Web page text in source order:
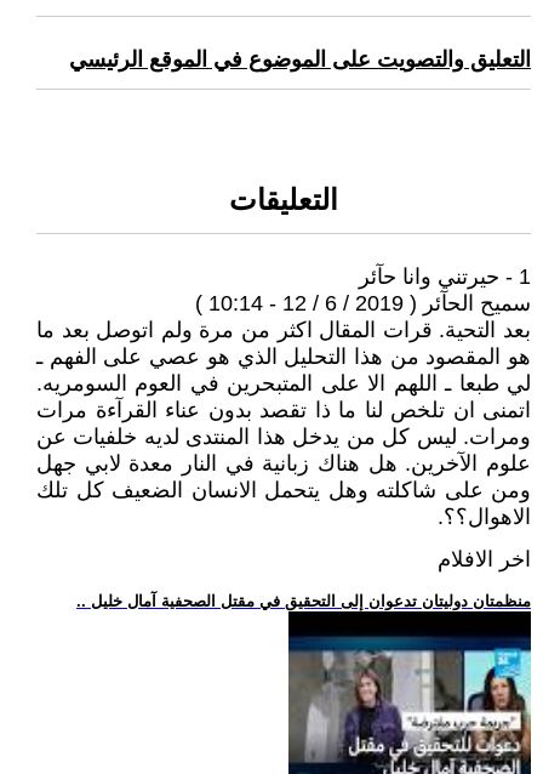
التعليق والتصويت على الموضوع في الموقع الرئيسي
التعليقات
1 - حيرتني وانا حآئر
سميح الحآئر ( 2019 / 6 / 12 - 10:14 )
بعد التحية. قرات المقال اكثر من مرة ولم اتوصل بعد ما
هو المقصود من هذا التحليل الذي هو عصي على الفهم ـ
لي طبعا ـ اللهم الا على المتبحرين في العوم السومريه.
اتمنى ان تلخص لنا ما ذا تقصد بدون عناء القرآءة مرات
ومرات. ليس كل من يدخل هذا المنتدى لديه خلفيات عن
علوم الآخرين. هل هناك زبانية في النار معدة لابي جهل
ومن على شاكلته وهل يتحمل الانسان الضعيف كل تلك
الاهوال؟؟.
اخر الافلام
.. منظمتان دوليتان تدعوان إلى التحقيق في مقتل الصحفية آمال خليل